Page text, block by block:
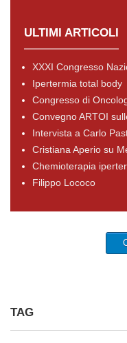
ULTIMI ARTICOLI
XXXI Congresso
Ipertermia total body
Congresso di
Convegno ARTOI
Intervista a Carlo
Cristiana Aperio su
Chemioterapia
Filippo Lococo
TAG